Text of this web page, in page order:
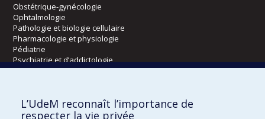
Obstétrique-gynécologie
Ophtalmologie
Pathologie et biologie cellulaire
Pharmacologie et physiologie
Pédiatrie
Psychiatrie et d’addictologie
Radiologie, radio-oncologie et médecine nucléaire
Écoles
L’UdeM reconnaît l’importance de
respecter la vie privée